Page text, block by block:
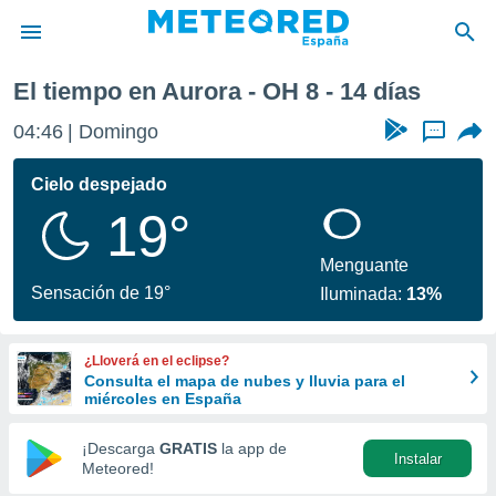
de
por
se
calidad.
a este
las
y
forma
digital
basada
El tiempo en Aurora - OH 8 - 14 días
04:46 Domingo ...
Cielo despejado
19°
Sensación de 19°
Menguante
Iluminada: 13%
¿Lloverá en el eclipse?
Consulta el mapa de nubes y lluvia para el
miércoles en España
¡Descarga GRATIS la app de
Meteored!
Instalar